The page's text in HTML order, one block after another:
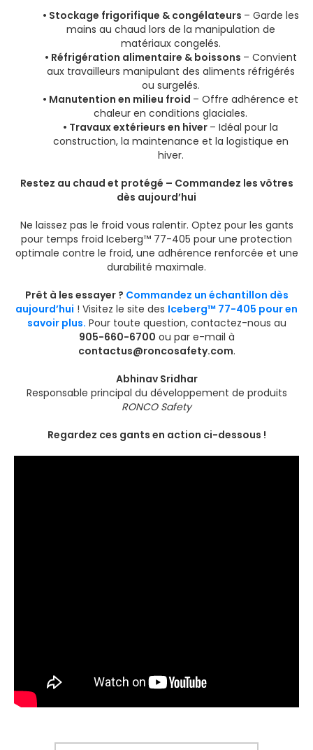
• Stockage frigorifique & congélateurs – Garde les
mains au chaud lors de la manipulation de
matériaux congelés.
• Réfrigération alimentaire & boissons – Convient
aux travailleurs manipulant des aliments réfrigérés
ou surgelés.
• Manutention en milieu froid – Offre adhérence et
chaleur en conditions glaciales.
• Travaux extérieurs en hiver – Idéal pour la
construction, la maintenance et la logistique en
hiver.
Restez au chaud et protégé – Commandez les vôtres
dès aujourd’hui
Ne laissez pas le froid vous ralentir. Optez pour les gants
pour temps froid Iceberg™ 77-405 pour une protection
optimale contre le froid, une adhérence renforcée et une
durabilité maximale.
Prêt à les essayer ? Commandez un échantillon dès
aujourd’hui ! Visitez le site des Iceberg™ 77-405 pour en
savoir plus. Pour toute question, contactez-nous au
905-660-6700 ou par e-mail à
contactus@roncosafety.com.
Abhinav Sridhar
Responsable principal du développement de produits
RONCO Safety
Regardez ces gants en action ci-dessous !